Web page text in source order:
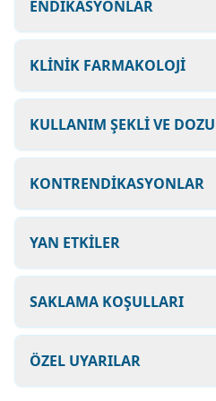
ENDİKASYONLAR
KLİNİK FARMAKOLOJİ
KULLANIM ŞEKLİ VE DOZU
KONTRENDİKASYONLAR
YAN ETKİLER
SAKLAMA KOŞULLARI
ÖZEL UYARILAR